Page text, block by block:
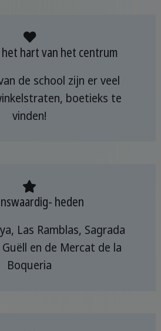
het hart van het centrum
de school zijn er veel
boetieks te
vinden!
heden
Las Ramblas, Sagrada
Guëll en de Mercat de la
Boqueria